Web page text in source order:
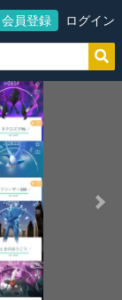
会員登録 ログイン